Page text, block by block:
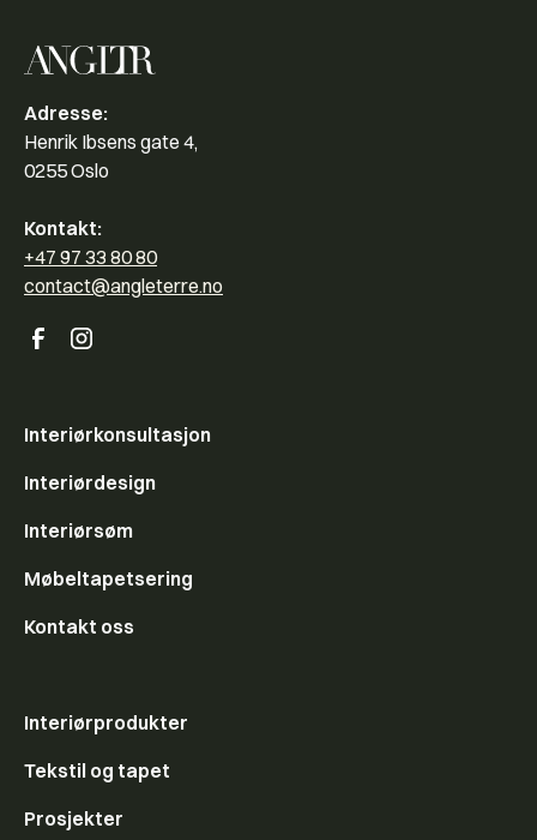
Adresse:
Henrik Ibsens gate 4,
0255 Oslo
Kontakt:
+47 97 33 80 80
contact@angleterre.no
Interiørkonsultasjon
Interiørdesign
Interiørsøm
Møbeltapetsering
Kontakt oss
Interiørprodukter
Tekstil og tapet
Prosjekter